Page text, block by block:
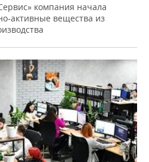
компания начала
активные вещества из